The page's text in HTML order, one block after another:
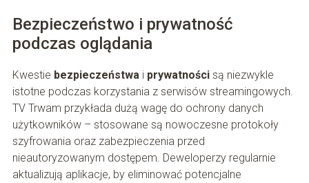
Bezpieczeństwo i prywatność
podczas oglądania
Kwestie bezpieczeństwai prywatnościsą niezwykle
istotne podczas korzystania z serwisów streamingowych.
TV Trwam przykłada dużą wagę do ochrony danych
użytkowników – stosowane są nowoczesne protokoły
szyfrowania oraz zabezpieczenia przed
nieautoryzowanym dostępem. Deweloperzy regularnie
aktualizują aplikacje, by eliminować potencjalne